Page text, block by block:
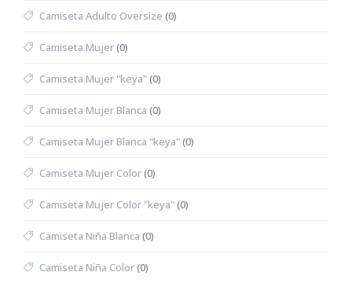
Camiseta Adulto Oversize (0)
Camiseta Mujer(0)
Camiseta Mujer "keya"(0)
Camiseta Mujer Blanca (0)
Camiseta Mujer Blanca "keya"(0)
Camiseta Mujer Color(0)
Camiseta Mujer Color "keya"(0)
Camiseta Niña Blanca (0)
Camiseta Niña Color(0)